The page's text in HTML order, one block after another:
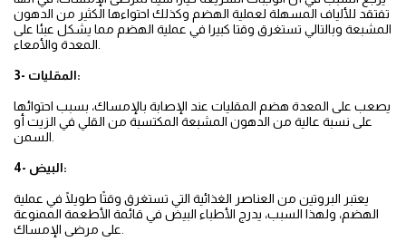
تفتقد للألياف المسهلة لعملية الهضم وكذلك احتواءها الكثير من الدهون
المشبعة وبالتالي تستغرق وقتا كبيرا في عملية الهضم مما يشكل عبئا على
3- المقليات:
يصعب على المعدة هضم المقليات عند الإصابة بالإمساك، بسبب احتوائها
على نسبة عالية من الدهون المشبعة المكتسبة من القلي في الزيت أو
4- البيض:
يعتبر البروتين من العناصر الغذائية التي تستغرق وقتًا طويلًا في عملية
الهضم، ولهذا السبب، يدرج الأطباء البيض في قائمة الأطعمة الممنوعة